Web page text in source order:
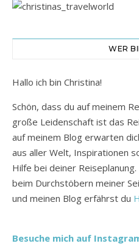
WER
Hallo ich bin Christina!
Schön, dass du auf meinem
große Leidenschaft ist das
auf meinem Blog erwarten
aus aller Welt, Inspirationen
Hilfe bei deiner
beim Durchstöbern meiner
und meinen Blog erfährst du
Besuche mich auf